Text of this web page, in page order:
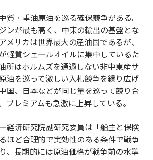
質・重油原油を巡る確保競争がある。
ンが最も高く、中東の輸出の基盤とな
メリカは世界最大の産油国であるが、
軽質シェールオイルに集中しているた
所はホルムズを通過しない非中東産サ
油を巡って激しい入札競争を繰り広げ
国、日本などが同じ量を巡って競り合
プレミアムも急激に上昇している。
経済研究院副研究委員は「船主と保険
ほど合理的で実効性のある条件で戦争
、長期的には原油価格が戦争前の水準